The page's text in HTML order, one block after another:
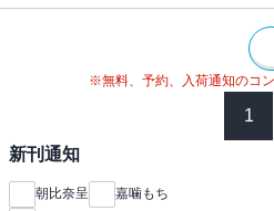
※無料、予約、入荷通知のコ
1
新刊通知
朝比奈呈
嘉噛もち